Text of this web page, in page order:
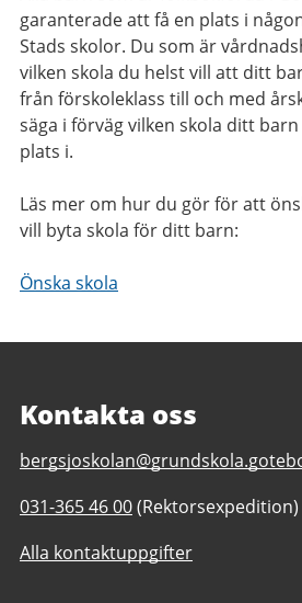
garanterade att få en plats i
Stads skolor. Du som är
vilken skola du helst vill att ditt
från förskoleklass till och med
säga i förväg vilken skola ditt
plats i.
Läs mer om hur du gör för att
vill byta skola för ditt barn:
Önska skola
Kontakta oss
E-
till
Bergsjöskolan
F-
Telefonnummer
Bergsjöskolan
031-365 46 00(Rektorsexpedition)
Alla kontaktuppgifter